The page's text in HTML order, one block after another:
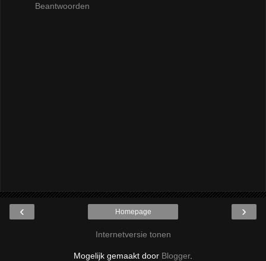
Beantwoorden
‹ ›
Homepage
Internetversie tonen
Mogelijk gemaakt door Blogger.